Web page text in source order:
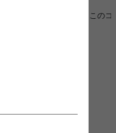
この
軽量を探す